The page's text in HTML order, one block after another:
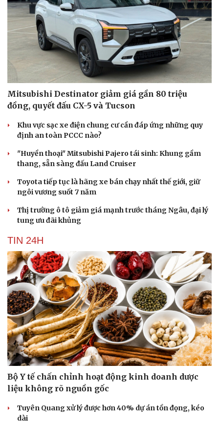
Sức khỏe
Dinh dưỡng - món ngon
Sản phụ khoa
Nhi khoa
Nam khoa
Làm đẹp - giảm cân
Phòng mạch online
Ăn sạch sống khỏe
Đời sống
Nhà đẹp
Tình yêu - Gia đình
Mitsubishi Destinator giảm giá gần 80 triệu
đồng, quyết đấu CX-5 và Tucson
Khu vực sạc xe điện chung cư cần đáp ứng những quy
định an toàn PCCC nào?
"Huyền thoại" Mitsubishi Pajero tái sinh: Khung gầm
thang, sẵn sàng đấu Land Cruiser
Toyota tiếp tục là hãng xe bán chạy nhất thế giới, giữ
ngôi vương suốt 7 năm
Thị trường ô tô giảm giá mạnh trước tháng Ngâu, đại lý
tung ưu đãi khủng
TIN 24H
Bộ Y tế chấn chỉnh hoạt động kinh doanh dược
liệu không rõ nguồn gốc
Tuyên Quang xử lý được hơn 40% dự án tồn đọng, kéo
dài